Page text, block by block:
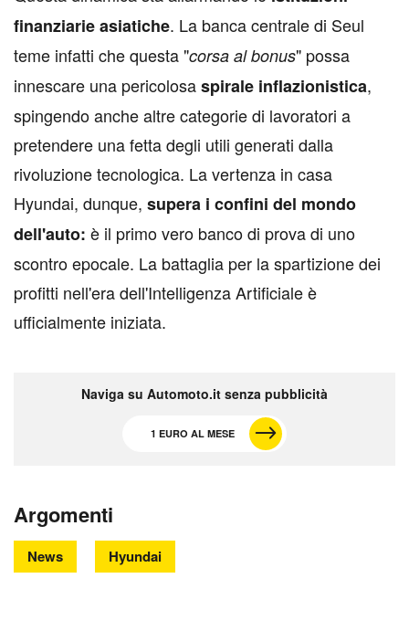
finanziarieasiatiche. La banca centrale di Seul
teme infatti che questa "corsa al bonus" possa
innescare una pericolosaspirale inflazionistica,
spingendo anche altre categorie di lavoratori a
pretendere una fetta degli utili generati dalla
rivoluzione tecnologica. La vertenza in casa
Hyundai, dunque, supera i confini del mondo
dell'auto: è il primo vero banco di prova di uno
scontro epocale. La battaglia per la spartizione dei
profitti nell'era dell'Intelligenza Artificiale è
ufficialmente iniziata.
Naviga su Automoto.it senza pubblicità
1 EURO AL MESE
Argomenti
News Hyundai